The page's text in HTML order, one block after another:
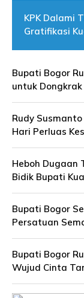
KPK Dalami
Gratifikasi
Bupati Bogor
untuk
Rudy
Hari Perluas
Heboh Dugaan
Bidik Bupati
Bupati Bogor
Persatuan
Bupati Bogor
Wujud Cinta